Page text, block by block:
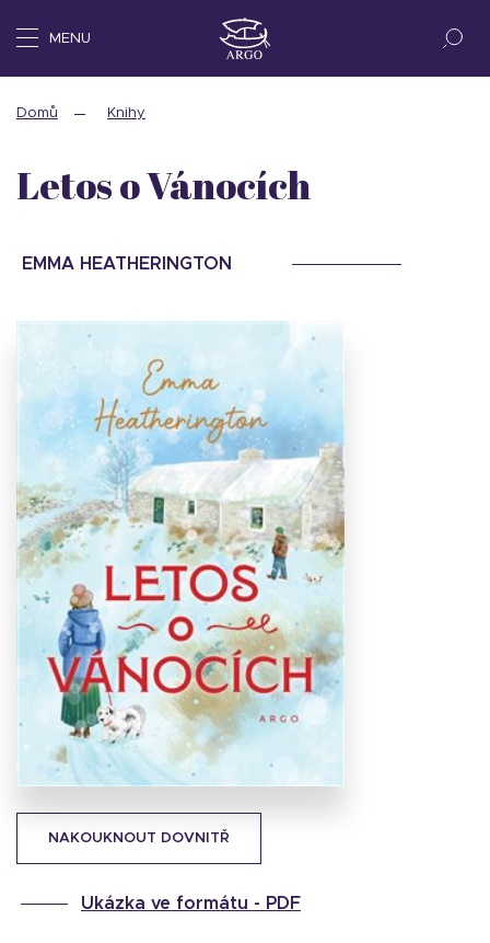
MENU
Domů Knihy
NAKOUKNOUT DOVNITŘ
Ukázka ve formátu - PDF
Letos o Vánocích
EMMA HEATHERINGTON